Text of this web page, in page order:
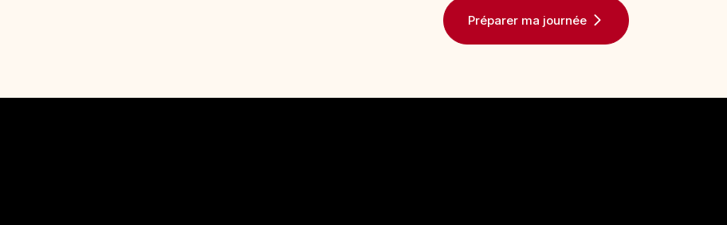
Préparer ma journée